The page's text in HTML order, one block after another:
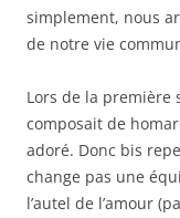
simplement, nous
de notre vie
Lors de la première
composait de
adoré. Donc bis
change pas une
l’autel de l’amour